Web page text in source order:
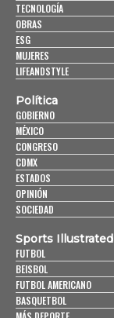
TECNOLOGÍA
OBRAS
ESG
MUJERES
LIFEANDSTYLE
Política
GOBIERNO
MÉXICO
CONGRESO
CDMX
ESTADOS
OPINIÓN
SOCIEDAD
Sports Illustrated
FUTBOL
BEISBOL
FUTBOL AMERICANO
BASQUETBOL